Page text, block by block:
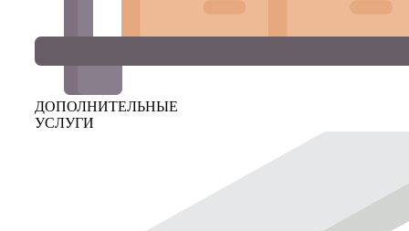
ДОПОЛНИТЕЛЬНЫЕ
УСЛУГИ